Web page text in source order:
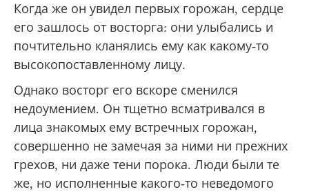
Когда же он увидел первых горожан, сердце
его зашлось от восторга: они улыбались и
почтительно кланялись ему как какому-то
высокопоставленному лицу.
Однако восторг его вскоре сменился
недоумением. Он тщетно всматривался в
лица знакомых ему встречных горожан,
совершенно не замечая за ними ни прежних
грехов, ни даже тени порока. Люди были те
же, но исполненные какого-то неведомого